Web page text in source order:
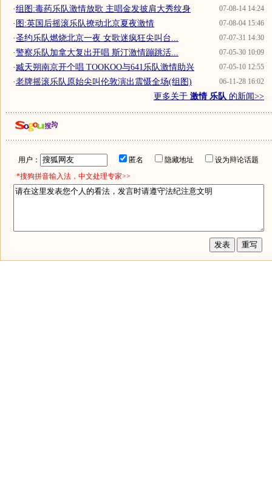
07-08-14 14:24
·组图:毒药乐队激情放歌 主唱金发披肩大秀纹身
07-08-04 15:46
·图:英国后摇滚乐队撩动北京夏夜激情
07-07-31 14:30
·圣约乐队燃烧北京一夜 女歌迷疯狂尖叫台...
07-05-30 10:09
·警察乐队加拿大复出开唱 斯汀激情蹦跳活...
07-05-10 12:55
·臧天朔南京开个唱 TOOKOO与641乐队激情助兴
06-11-28 16:02
·老牌摇滚乐队原始尖叫伦敦演出震慑全场(组图)
更多关于 激情 乐队 的新闻>>
用户： 匿名 隐藏地址
设为辩论话题
*搜狗拼音输入法，中文处理专家>>